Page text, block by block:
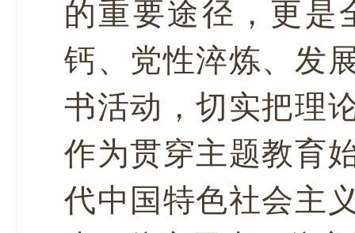
的重要途径，更是
钙、党性淬炼、发
书活动，切实把理
作为贯穿主题教育
代中国特色社会主